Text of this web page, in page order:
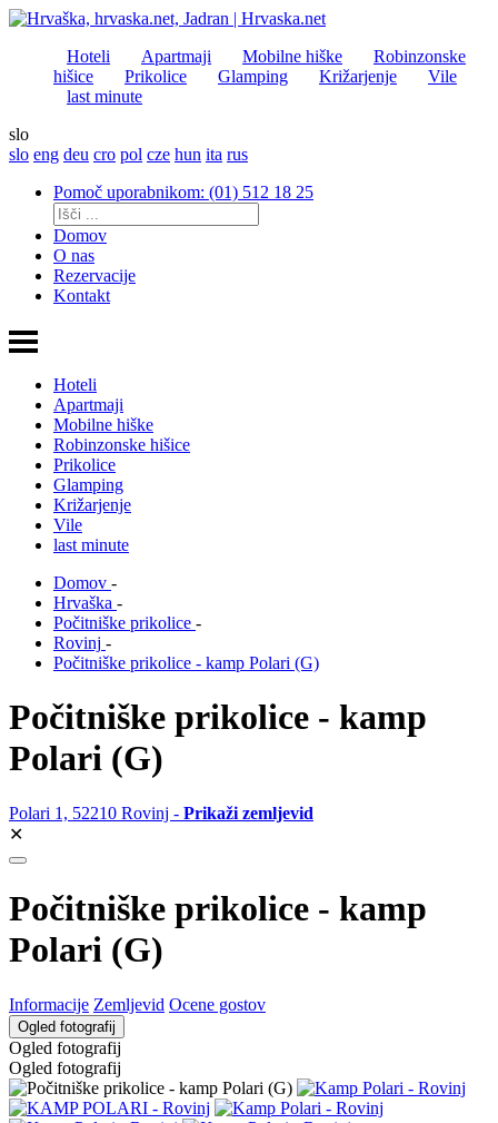
Hoteli Apartmaji Mobilne hiške
Robinzonske
hišice
Prikolice Glamping Križarjenje
Vile
last minute
slo
slo eng deu cro pol cze hun ita rus
Pomoč uporabnikom: (01) 512 18 25
Domov
O nas
Rezervacije
Kontakt
Hoteli
Apartmaji
Mobilne hiške
Robinzonske hišice
Prikolice
Glamping
Križarjenje
Vile
last minute
Domov -
Hrvaška -
Počitniške prikolice -
Rovinj -
Počitniške prikolice - kamp Polari (G)
Počitniške prikolice - kamp
Polari (G)
Polari 1, 52210 Rovinj - Prikaži zemljevid
✕
Počitniške prikolice - kamp
Polari (G)
Informacije Zemljevid Ocene gostov
Ogled fotografij
Ogled fotografij
Ogled fotografij